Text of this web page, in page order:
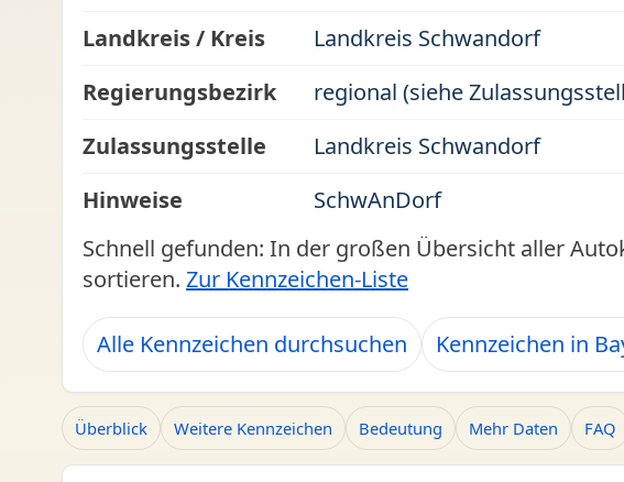
Landkreis / Kreis
Landkreis Schwandorf
Regierungsbezirk
regional (siehe
Zulassungsstelle
Landkreis Schwandorf
Hinweise
SchwAnDorf
Schnell gefunden: In der großen Übersicht aller
sortieren. Zur Kennzeichen-Liste
Alle Kennzeichen durchsuchen Kennzeichen in
Überblick Weitere Kennzeichen Bedeutung Mehr Daten FAQ